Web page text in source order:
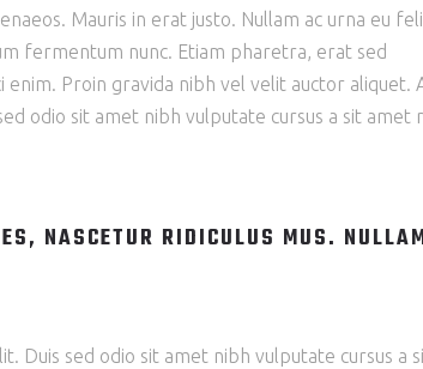
Mauris in erat justo. Nullam ac urna eu
fermentum nunc. Etiam pharetra, erat sed
Proin gravida nibh vel velit auctor aliquet.
odio sit amet nibh vulputate cursus a sit amet
NASCETUR RIDICULUS MUS.
Duis sed odio sit amet nibh vulputate cursus a